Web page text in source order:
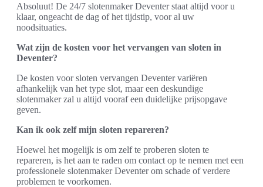
Absoluut! De 24/7 slotenmaker Deventer staat altijd voor u
klaar, ongeacht de dag of het tijdstip, voor al uw
noodsituaties.
Wat zijn de kosten voor het vervangen van sloten in
Deventer?
De kosten voor sloten vervangen Deventer variëren
afhankelijk van het type slot, maar een deskundige
slotenmaker zal u altijd vooraf een duidelijke prijsopgave
geven.
Kan ik ook zelf mijn sloten repareren?
Hoewel het mogelijk is om zelf te proberen sloten te
repareren, is het aan te raden om contact op te nemen met een
professionele slotenmaker Deventer om schade of verdere
problemen te voorkomen.